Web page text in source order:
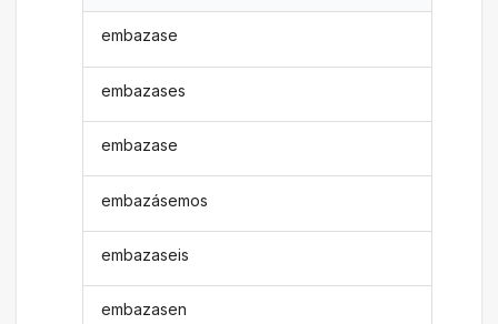
embazase
embazases
embazase
embazásemos
embazaseis
embazasen